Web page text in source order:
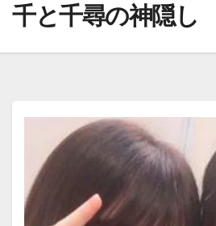
千と千尋の神隠し